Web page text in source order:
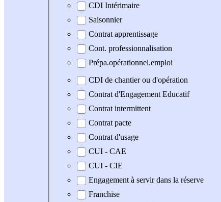
CDI Intérimaire
Saisonnier
Contrat apprentissage
Cont. professionnalisation
Prépa.opérationnel.emploi
CDI de chantier ou d'opération
Contrat d'Engagement Educatif
Contrat intermittent
Contrat pacte
Contrat d'usage
CUI - CAE
CUI - CIE
Engagement à servir dans la réserve
Franchise